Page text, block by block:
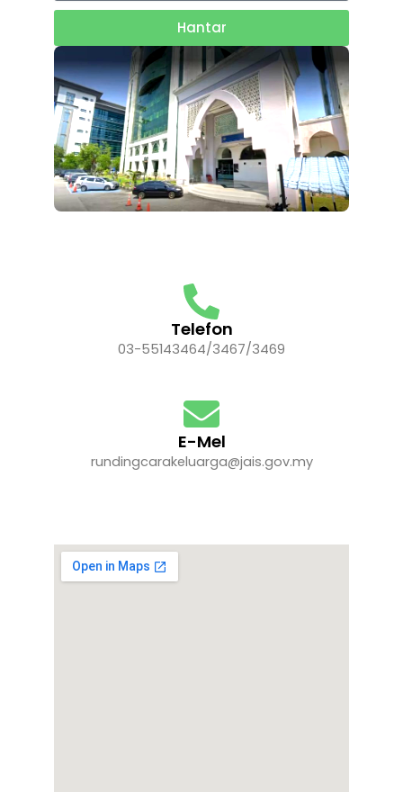
Hantar
Telefon
03-55143464/3467/3469
E-Mel
rundingcarakeluarga@jais.gov.my